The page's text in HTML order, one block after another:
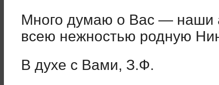
Много думаю о Вас — наши
всею нежностью родную
В духе с Вами, З.Ф.